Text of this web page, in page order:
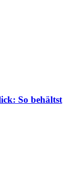
So behältst